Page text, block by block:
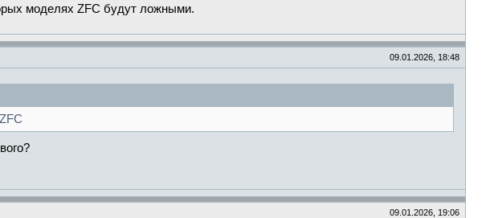
моделях ZFC будут ложными.
09.01.2026, 18:48
09.01.2026, 19:06